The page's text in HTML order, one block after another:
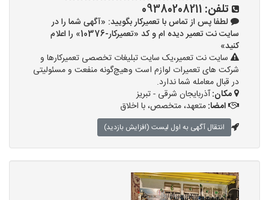
تلفن: 09380208211
لطفا پس از تماس با تعمیرکار بگویید: «آگهی شما را در
سایت نت تعمیر دیده ام و کد «تعمیرکار-10376» را اعلام
کنید»
سایت نت تعمیر،یک سایت تبلیغات تخصصی تعمیرکارها و
شرکت های تعمیرات لوازم است وهیچ‌گونه منفعت و مسئولیتی
در قبال معامله شما ندارد.
مکان:آذربایجان شرقی - تبریز
امضا:متعهد، متخصص، با اخلاق
انتقال آگهی به اول لیست (افزایش بازدید)